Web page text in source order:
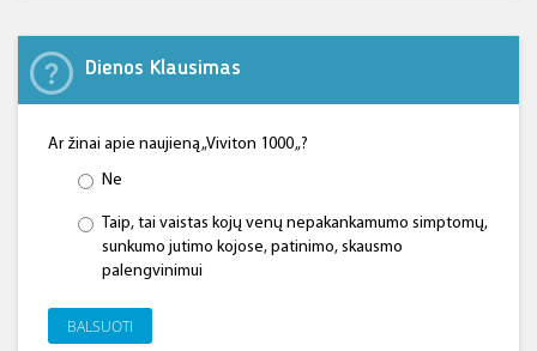
Dienos Klausimas
Ar žinai apie naujieną „Viviton 1000 „?
Ne
Taip, tai vaistas kojų venų nepakankamumo simptomų,
sunkumo jutimo kojose, patinimo, skausmo
palengvinimui
BALSUOTI